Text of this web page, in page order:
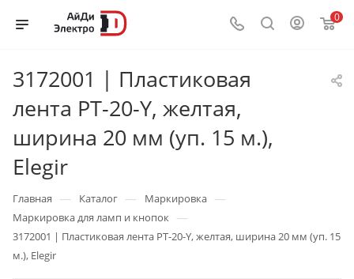
0
3172001 | Пластиковая
лента PT-20-Y, желтая,
ширина 20 мм (уп. 15 м.),
Elegir
Главная — Каталог — Маркировка —
Маркировка для ламп и кнопок —
3172001 | Пластиковая лента PT-20-Y, желтая, ширина 20 мм (уп. 15
м.), Elegir